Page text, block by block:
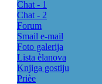
Chat - 1
Chat - 2
Forum
Smail e-mail
Foto galerija
Lista èlanova
Knjiga gostiju
Prièe